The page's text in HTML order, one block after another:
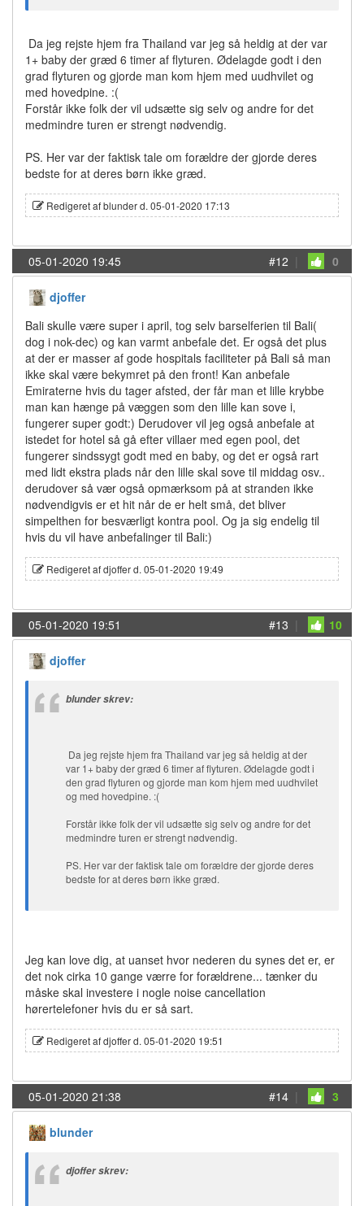
Da jeg rejste hjem fra Thailand var jeg så heldig at der var
1+ baby der græd 6 timer af flyturen. Ødelagde godt i den
grad flyturen og gjorde man kom hjem med uudhvilet og
med hovedpine. :(
Forstår ikke folk der vil udsætte sig selv og andre for det
medmindre turen er strengt nødvendig.
PS. Her var der faktisk tale om forældre der gjorde deres
bedste for at deres børn ikke græd.
Redigeret af blunder d. 05-01-2020 17:13
05-01-2020 19:45 #12 | 0
djoffer
Bali skulle være super i april, tog selv barselferien til Bali(
dog i nok-dec) og kan varmt anbefale det. Er også det plus
at der er masser af gode hospitals faciliteter på Bali så man
ikke skal være bekymret på den front! Kan anbefale
Emiraterne hvis du tager afsted, der får man et lille krybbe
man kan hænge på væggen som den lille kan sove i,
fungerer super godt:) Derudover vil jeg også anbefale at
istedet for hotel så gå efter villaer med egen pool, det
fungerer sindssygt godt med en baby, og det er også rart
med lidt ekstra plads når den lille skal sove til middag osv..
derudover så vær også opmærksom på at stranden ikke
nødvendigvis er et hit når de er helt små, det bliver
simpelthen for besværligt kontra pool. Og ja sig endelig til
hvis du vil have anbefalinger til Bali:)
Redigeret af djoffer d. 05-01-2020 19:49
05-01-2020 19:51 #13 | 10
djoffer
blunder skrev:
Da jeg rejste hjem fra Thailand var jeg så heldig at der
var 1+ baby der græd 6 timer af flyturen. Ødelagde godt i
den grad flyturen og gjorde man kom hjem med uudhvilet
og med hovedpine. :(
Forstår ikke folk der vil udsætte sig selv og andre for det
medmindre turen er strengt nødvendig.
PS. Her var der faktisk tale om forældre der gjorde deres
bedste for at deres børn ikke græd.
Jeg kan love dig, at uanset hvor nederen du synes det er, er
det nok cirka 10 gange værre for forældrene... tænker du
måske skal investere i nogle noise cancellation
hørertelefoner hvis du er så sart.
Redigeret af djoffer d. 05-01-2020 19:51
05-01-2020 21:38 #14 | 3
blunder
djoffer skrev: